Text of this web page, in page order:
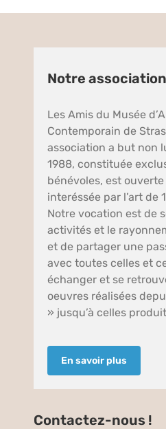
Notre association
Les Amis du Musée
Contemporain de
association a but non
1988, constituée
bénévoles, est
interéssée par l’art de
Notre vocation est de
activités et le
et de partager une
avec toutes celles et
échanger et se
oeuvres réalisées
» jusqu’à celles
En savoir plus
Contactez-nous !